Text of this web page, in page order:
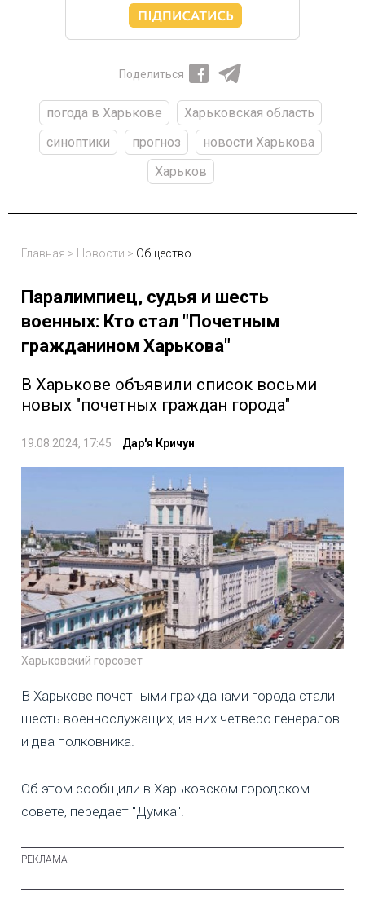
Поделиться
погода в Харькове
Харьковская область
синоптики
прогноз
новости Харькова
Харьков
Главная > Новости > Общество
Паралимпиец, судья и шесть
военных: Кто стал "Почетным
гражданином Харькова"
В Харькове объявили список восьми
новых "почетных граждан города"
19.08.2024, 17:45 Дар'я Кричун
Харьковский горсовет
В Харькове почетными гражданами города стали
шесть военнослужащих, из них четверо генералов
и два полковника.
Об этом сообщили в Харьковском городском
совете, передает "Думка".